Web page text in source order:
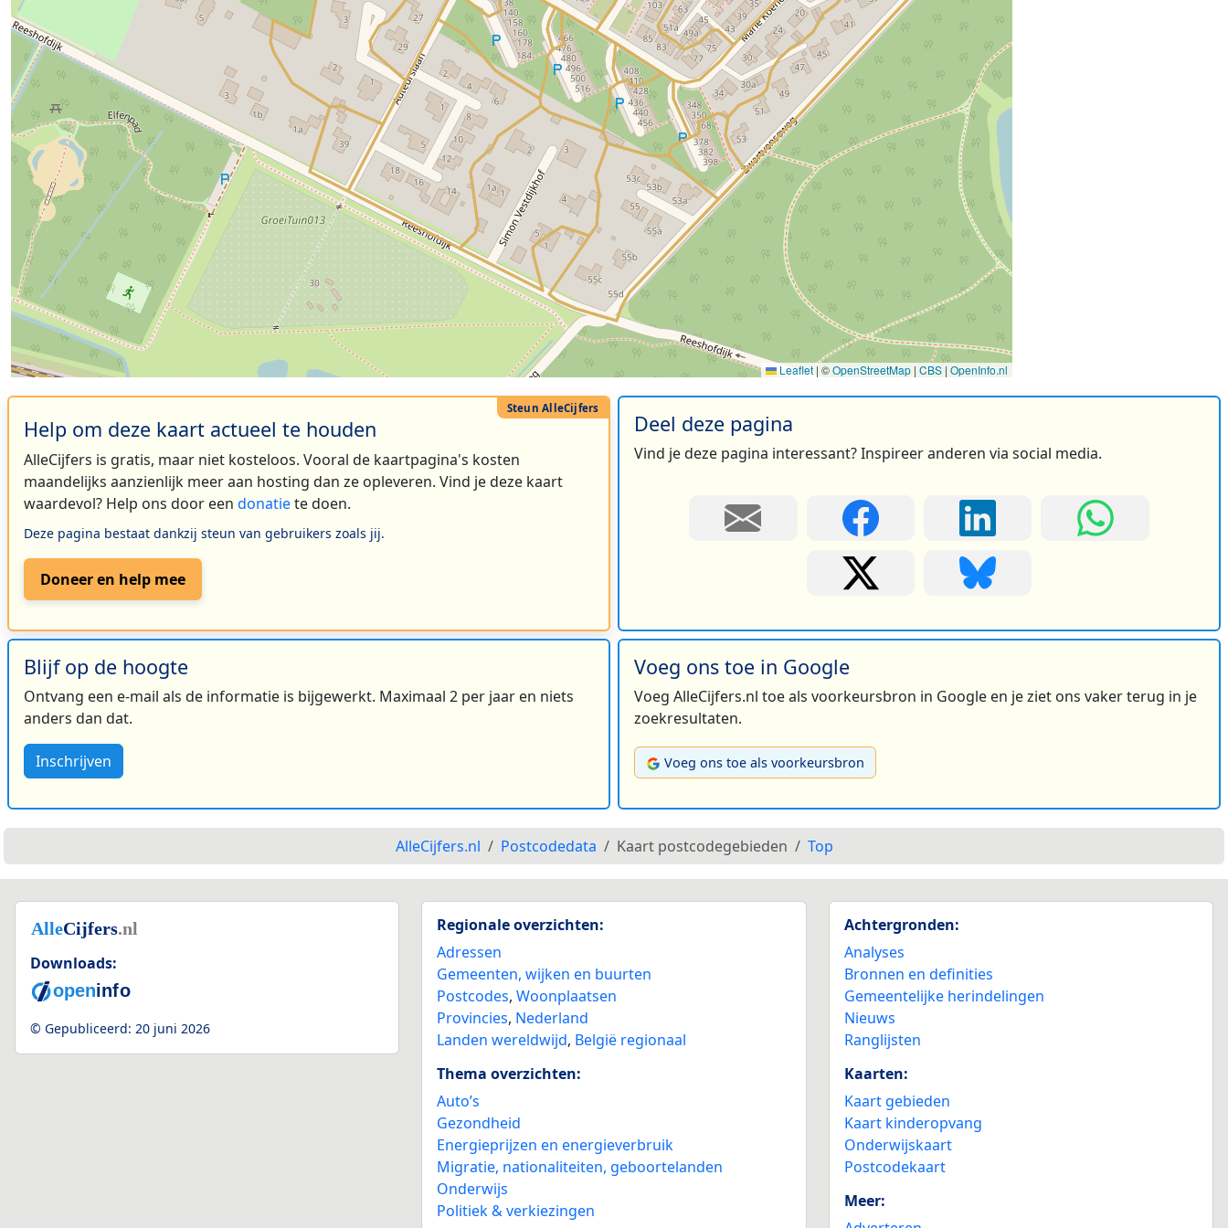
Leaflet | ©OpenStreetMap | CBS | OpenInfo.nl
Help om deze kaart actueel te houden
AlleCijfers is gratis, maar niet kosteloos. Vooral de kaartpagina's kosten
maandelijks aanzienlijk meer aan hosting dan ze opleveren. Vind je deze kaart
waardevol? Help ons door een donatiete doen.
Deze pagina bestaat dankzij steun van gebruikers zoals jij.
Doneer en help mee
Deel deze pagina
Vind je deze pagina interessant? Inspireer anderen via social media.
Blijf op de hoogte
Ontvang een e-mail als de informatie is bijgewerkt. Maximaal 2 per jaar en niets
anders dan dat.
Inschrijven
Voeg ons toe in Google
Voeg AlleCijfers.nl toe als voorkeursbron in Google en je ziet ons vaker terug in je
zoekresultaten.
Voeg ons toe als voorkeursbron
AlleCijfers.nl Postcodedata Kaart postcodegebieden Top
Downloads:
© Gepubliceerd: 20 juni 2026
Regionale overzichten:
Adressen
Gemeenten, wijken en buurten
Postcodes,Woonplaatsen
Provincies, Nederland
Landen wereldwijd, België regionaal
Thema overzichten:
Auto’s
Gezondheid
Energieprijzen en energieverbruik
Migratie, nationaliteiten, geboortelanden
Onderwijs
Politiek & verkiezingen
Achtergronden:
Analyses
Bronnen en definities
Gemeentelijke herindelingen
Nieuws
Ranglijsten
Kaarten:
Kaart gebieden
Kaart kinderopvang
Onderwijskaart
Postcodekaart
Meer: